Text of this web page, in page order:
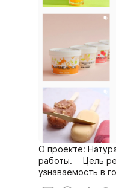
О проекте:
работы. ⠀ Цель
узнаваемость в